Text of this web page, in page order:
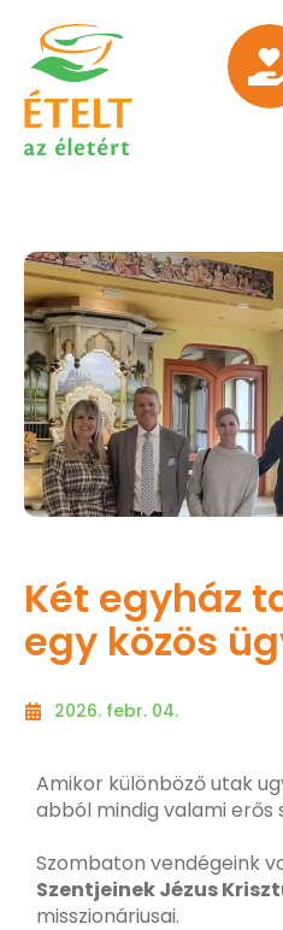
Két egyház
egy közös
2026. febr. 04.
Amikor különböző utak
abból mindig valami erős
Szombaton vendégeink
Szentjeinek Jézus
misszionáriusai.